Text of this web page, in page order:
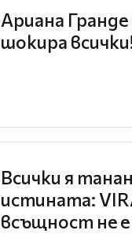
Ариана
шокира
Всички я
истината:
всъщност не